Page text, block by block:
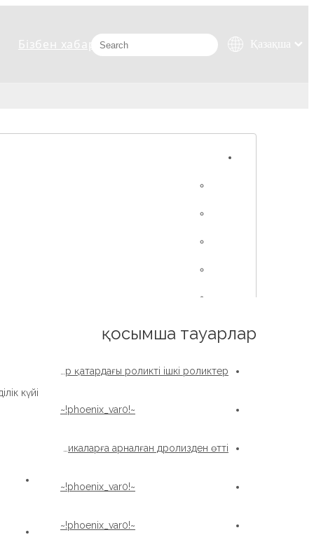
Бізбен хабарласыңыз Қазақша
한국어
العربية
күйі:
қосымша тауарлар
~!phoenix_var0!~
~!phoenix_var0!~
~!phoenix_var0!~